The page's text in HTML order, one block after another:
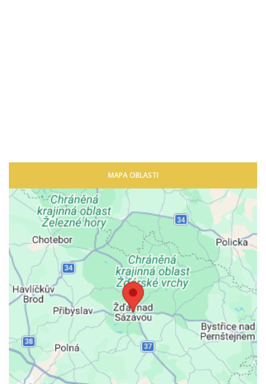
MAPA OBLASTI